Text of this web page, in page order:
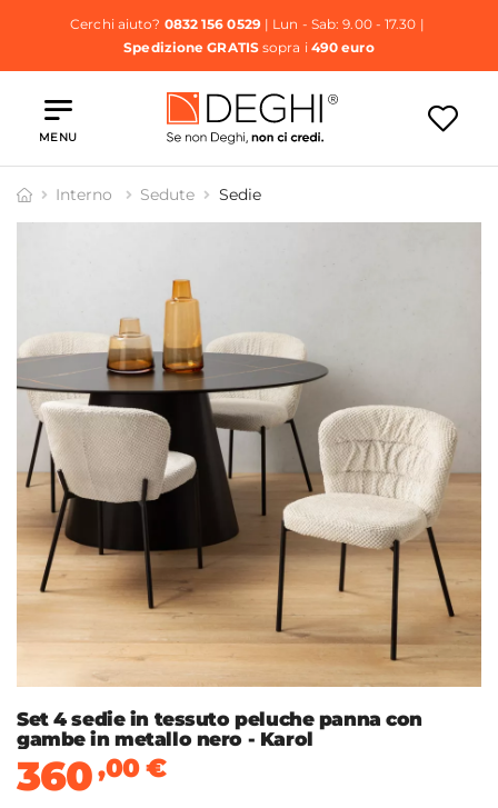
Cerchi aiuto? 0832 156 0529| Lun - Sab: 9.00 - 17.30 |
Spedizione GRATISsopra i 490 euro
MENU
Interno Sedute Sedie
Set 4 sedie in tessuto peluche panna con
gambe in metallo nero - Karol
360,00€